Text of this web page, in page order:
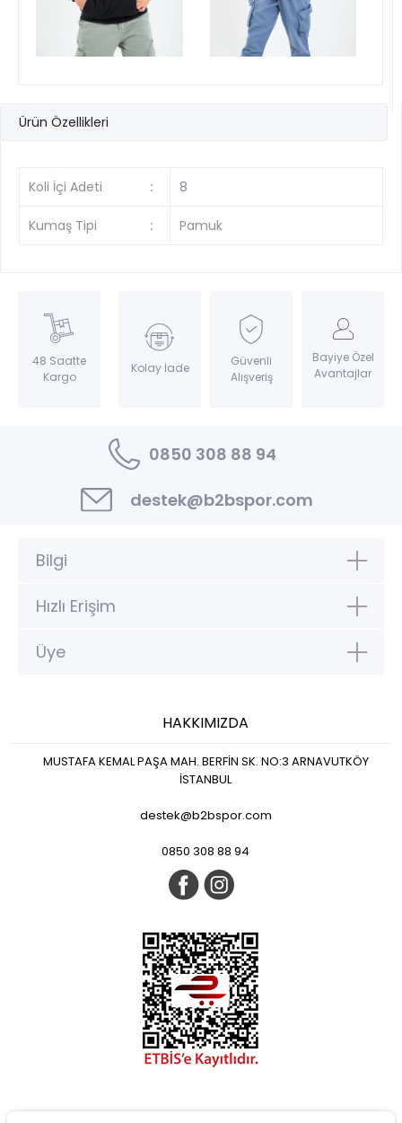
Ürün Özellikleri
Koli İçi Adeti : 8
Kumaş Tipi : Pamuk
48 Saatte
Kargo
Kolay İade
Güvenli
Alışveriş
Bayiye Özel
Avantajlar
0850 308 88 94
destek@b2bspor.com
Bilgi
Hızlı Erişim
Üye
HAKKIMIZDA
MUSTAFA KEMAL PAŞA MAH. BERFİN SK. NO:3 ARNAVUTKÖY
İSTANBUL
destek@b2bspor.com
0850 308 88 94